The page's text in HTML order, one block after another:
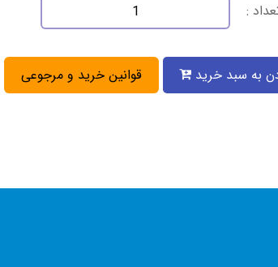
:
به سبد خرید قوانین خرید و مرجوعی